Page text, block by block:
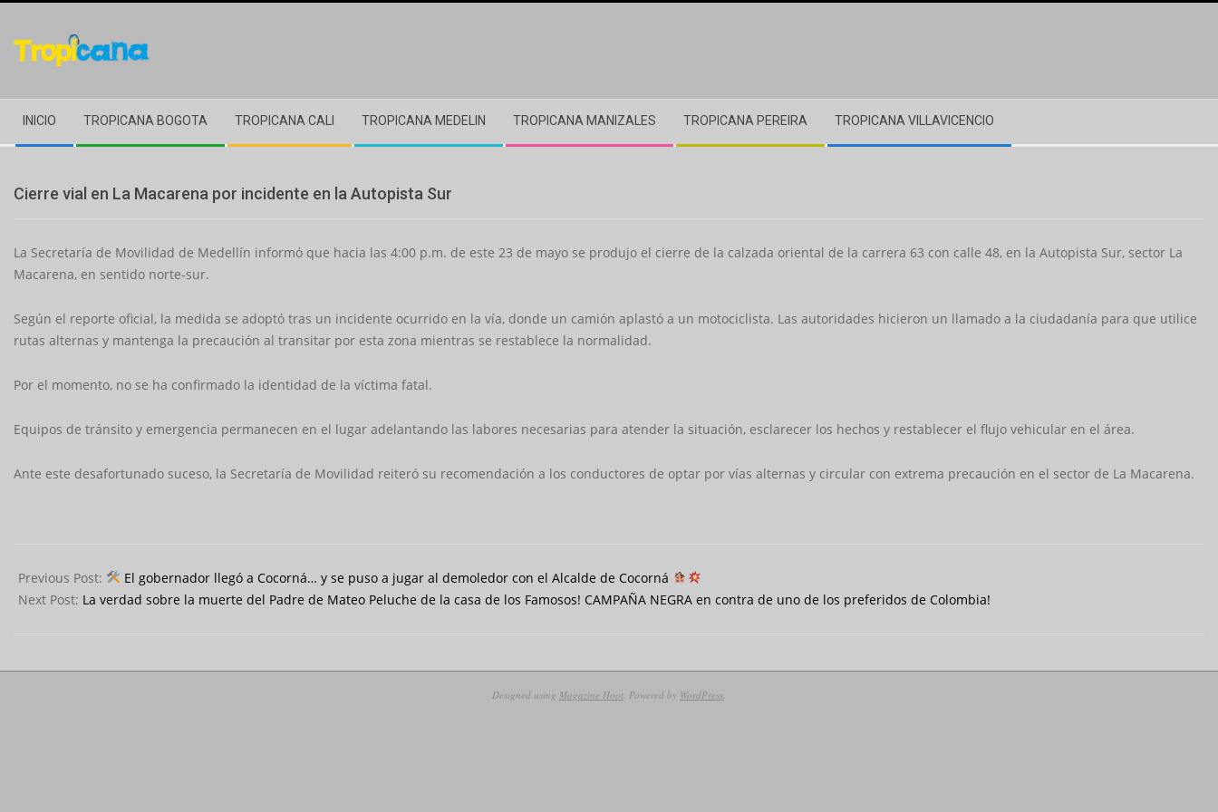
content
Navigation
Menu
INICIO TROPICANA BOGOTA TROPICANA CALI TROPICANA MEDELIN TROPICANA MANIZALES TROPICANA PEREIRA TROPICANA VILLAVICENCIO
Cierre vial en La Macarena por incidente en la Autopista Sur
La Secretaría de Movilidad de Medellín informó que hacia las 4:00 p.m. de este 23 de mayo se produjo el cierre de la calzada oriental de la carrera 63 con calle 48, en la Autopista Sur, sector La
Macarena, en sentido norte-sur.
Según el reporte oficial, la medida se adoptó tras un incidente ocurrido en la vía, donde un camión aplastó a un motociclista. Las autoridades hicieron un llamado a la ciudadanía para que utilice
rutas alternas y mantenga la precaución al transitar por esta zona mientras se restablece la normalidad.
Por el momento, no se ha confirmado la identidad de la víctima fatal.
Equipos de tránsito y emergencia permanecen en el lugar adelantando las labores necesarias para atender la situación, esclarecer los hechos y restablecer el flujo vehicular en el área.
Ante este desafortunado suceso, la Secretaría de Movilidad reiteró su recomendación a los conductores de optar por vías alternas y circular con extrema precaución en el sector de La Macarena.
05-
23
Previous Post:
El gobernador llegó a Cocorná… y se puso a jugar al demoledor con el Alcalde de Cocorná
Next Post: La verdad sobre la muerte del Padre de Mateo Peluche de la casa de los Famosos! CAMPAÑA NEGRA en contra de uno de los preferidos de Colombia!
Designed using Magazine Hoot . Powered by WordPress